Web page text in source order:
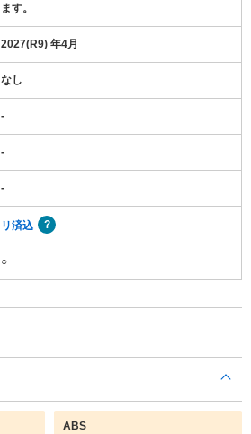
ます。
2027(R9) 年4月
なし
-
-
-
リ済込
○
ABS